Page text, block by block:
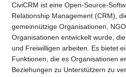
CiviCRM ist eine Open-Source-
Relationship Management (CRM),
gemeinnützige Organisationen,
Organisationen entwickelt wurde,
und Freiwilligen arbeiten. Es bietet
Funktionen, die es Organisationen
Beziehungen zu Unterstützern zu